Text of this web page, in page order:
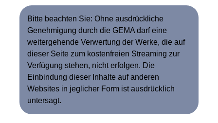
Bitte beachten Sie: Ohne ausdrückliche
Genehmigung durch die GEMA darf eine
weitergehende Verwertung der Werke, die auf
dieser Seite zum kostenfreien Streaming zur
Verfügung stehen, nicht erfolgen. Die
Einbindung dieser Inhalte auf anderen
Websites in jeglicher Form ist ausdrücklich
untersagt.